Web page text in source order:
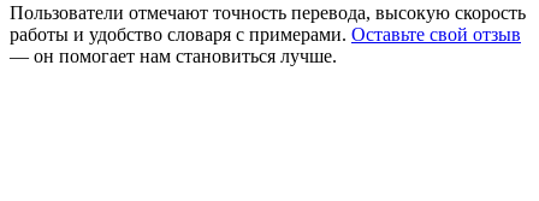
Пользователи отмечают точность перевода, высокую скорость
работы и удобство словаря с примерами. Оставьте свой отзыв
— он помогает нам становиться лучше.